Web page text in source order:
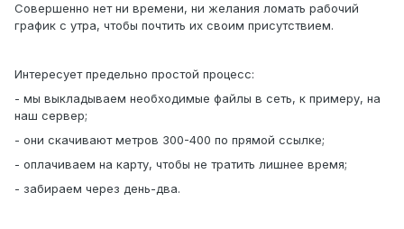
Совершенно нет ни времени, ни желания ломать рабочий
график с утра, чтобы почтить их своим присутствием.
Интересует предельно простой процесс:
- мы выкладываем необходимые файлы в сеть, к примеру, на
наш сервер;
- они скачивают метров 300-400 по прямой ссылке;
- оплачиваем на карту, чтобы не тратить лишнее время;
- забираем через день-два.